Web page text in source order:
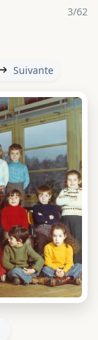
3/62
Suivante